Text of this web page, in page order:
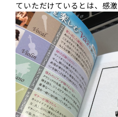
ていただけているとは、感